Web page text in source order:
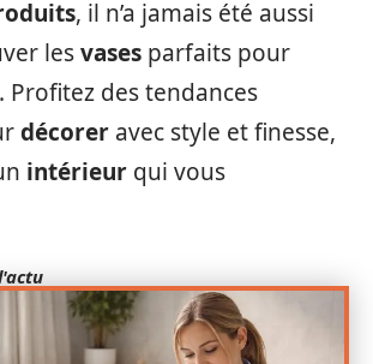
, il n’a jamais été aussi
lesvases parfaits pour
Profitez des tendances
décorer avec style et finesse,
intérieur qui vous